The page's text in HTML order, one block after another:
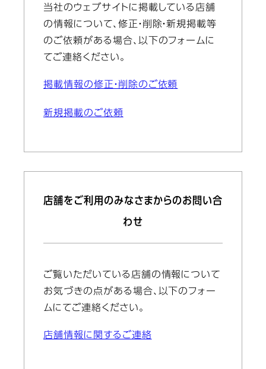
当社のウェブサイトに掲載している店舗
の情報について、修正・削除・新規掲載等
のご依頼がある場合、以下のフォームに
てご連絡ください。
掲載情報の修正・削除のご依頼
新規掲載のご依頼
店舗をご利用のみなさまからのお問い合
わせ
ご覧いただいている店舗の情報について
お気づきの点がある場合、以下のフォー
ムにてご連絡ください。
店舗情報に関するご連絡